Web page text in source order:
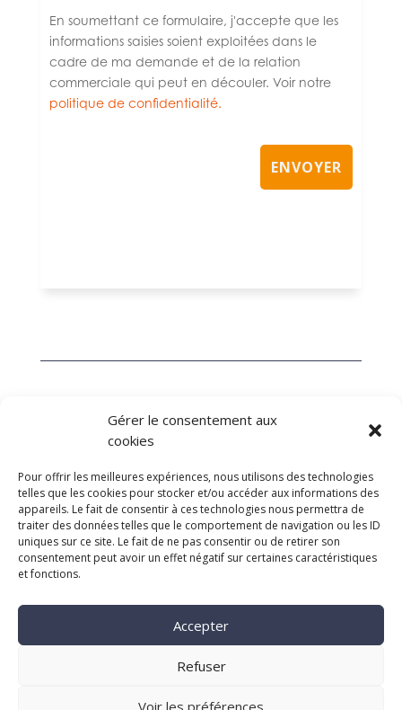
Gérer le consentement aux
cookies
Pour offrir les meilleures expériences, nous utilisons des technologies
telles que les cookies pour stocker et/ou accéder aux informations des
appareils. Le fait de consentir à ces technologies nous permettra de
traiter des données telles que le comportement de navigation ou les ID
uniques sur ce site. Le fait de ne pas consentir ou de retirer son
consentement peut avoir un effet négatif sur certaines caractéristiques
et fonctions.
Accepter
Refuser
Voir les préférences
En soumettant ce formulaire, j'accepte que les
informations saisies soient exploitées dans le
cadre de ma demande et de la relation
commerciale qui peut en découler. Voir notre
politique de confidentialité.
A NEW STORY
8 av. Pierre Gilles de Gennes, 81000 ALBI
contact@anewstory.fr
AGENCEDIGITALE